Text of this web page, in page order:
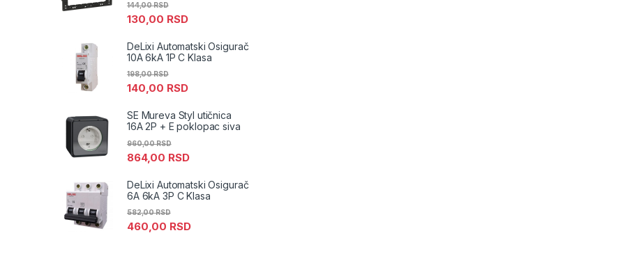
130,00 RSD
144,00RSD
DeLixi Automatski Osigurač
10A 6kA 1P C Klasa
140,00 RSD
198,00RSD
SE Mureva Styl utičnica
16A 2P + E poklopac siva
864,00 RSD
960,00RSD
DeLixi Automatski Osigurač
6A 6kA 3P C Klasa
460,00 RSD
582,00RSD